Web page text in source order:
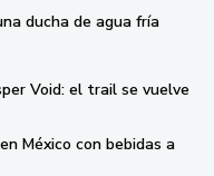
ducha de agua fría
Void: el trail se vuelve
México con bebidas a